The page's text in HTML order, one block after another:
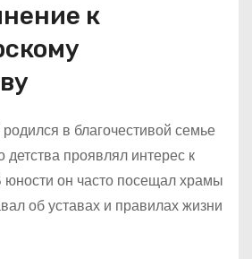
к
в благочестивой семье
детства проявлял интерес к
юности он часто посещал храмы
об уставах и правилах жизни